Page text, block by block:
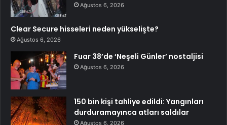
Ağustos 6, 2026
Clear Secure hisseleri neden yükselişte?
Ağustos 6, 2026
Fuar 38’de ‘Neşeli Günler’ nostaljisi
Ağustos 6, 2026
150 bin kişi tahliye edildi: Yangınları
durduramayınca atları saldılar
Ağustos 6, 2026